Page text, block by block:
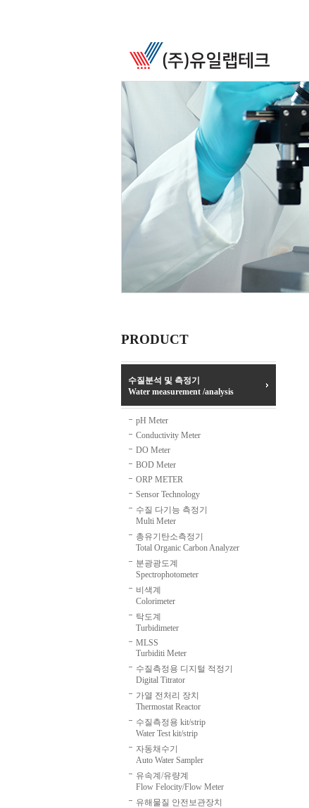
PRODUCT
수질분석 및 측정기
Water measurement /analysis
pH Meter
Conductivity Meter
DO Meter
BOD Meter
ORP METER
Sensor Technology
수질 다기능 측정기
Multi Meter
총유기탄소측정기
Total Organic Carbon Analyzer
분광광도계
Spectrophotometer
비색계
Colorimeter
탁도계
Turbidimeter
MLSS
Turbiditi Meter
수질측정용 디지털 적정기
Digital Titrator
가열 전처리 장치
Thermostat Reactor
수질측정용 kit/strip
Water Test kit/strip
자동채수기
Auto Water Sampler
유속계/유량계
Flow Felocity/Flow Meter
유해물질 안전보관장치